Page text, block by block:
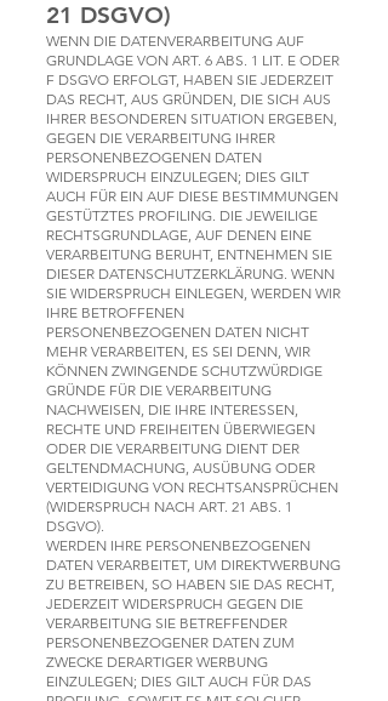
21 DSGVO)
WENN DIE DATENVERARBEITUNG AUF
GRUNDLAGE VON ART. 6 ABS. 1 LIT. E ODER
F DSGVO ERFOLGT, HABEN SIE JEDERZEIT
DAS RECHT, AUS GRÜNDEN, DIE SICH AUS
IHRER BESONDEREN SITUATION ERGEBEN,
GEGEN DIE VERARBEITUNG IHRER
PERSONENBEZOGENEN DATEN
WIDERSPRUCH EINZULEGEN; DIES GILT
AUCH FÜR EIN AUF DIESE BESTIMMUNGEN
GESTÜTZTES PROFILING. DIE JEWEILIGE
RECHTSGRUNDLAGE, AUF DENEN EINE
VERARBEITUNG BERUHT, ENTNEHMEN SIE
DIESER DATENSCHUTZERKLÄRUNG. WENN
SIE WIDERSPRUCH EINLEGEN, WERDEN WIR
IHRE BETROFFENEN
PERSONENBEZOGENEN DATEN NICHT
MEHR VERARBEITEN, ES SEI DENN, WIR
KÖNNEN ZWINGENDE SCHUTZWÜRDIGE
GRÜNDE FÜR DIE VERARBEITUNG
NACHWEISEN, DIE IHRE INTERESSEN,
RECHTE UND FREIHEITEN ÜBERWIEGEN
ODER DIE VERARBEITUNG DIENT DER
GELTENDMACHUNG, AUSÜBUNG ODER
VERTEIDIGUNG VON RECHTSANSPRÜCHEN
(WIDERSPRUCH NACH ART. 21 ABS. 1
DSGVO).
WERDEN IHRE PERSONENBEZOGENEN
DATEN VERARBEITET, UM DIREKTWERBUNG
ZU BETREIBEN, SO HABEN SIE DAS RECHT,
JEDERZEIT WIDERSPRUCH GEGEN DIE
VERARBEITUNG SIE BETREFFENDER
PERSONENBEZOGENER DATEN ZUM
ZWECKE DERARTIGER WERBUNG
EINZULEGEN; DIES GILT AUCH FÜR DAS